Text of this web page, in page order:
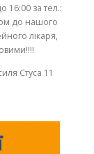
16:00 за тел.:
до нашого
лікаря,
Стуса 11